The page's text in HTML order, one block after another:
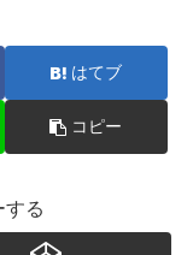
はてブ
コピー
する